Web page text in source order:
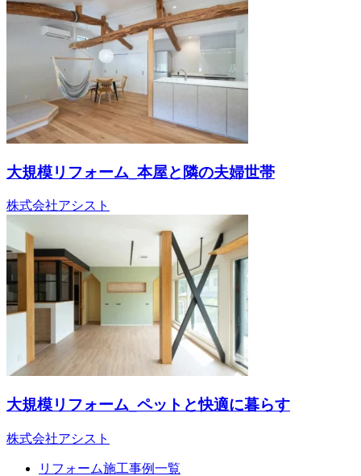
大規模リフォーム_本屋と隣の夫婦世帯
株式会社アシスト
大規模リフォーム_ペットと快適に暮らす
株式会社アシスト
リフォーム施工事例一覧